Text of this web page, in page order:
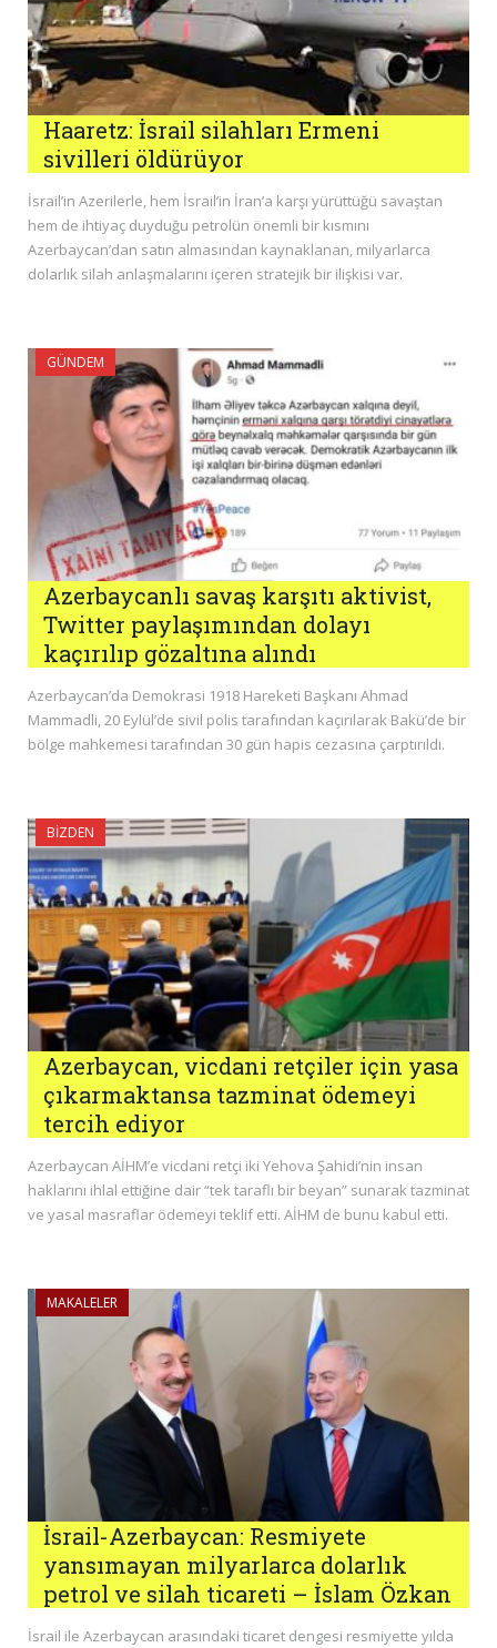
Haaretz: İsrail silahları Ermeni
sivilleri öldürüyor
İsrail’in Azerilerle, hem İsrail’in İran’a karşı yürüttüğü savaştan
hem de ihtiyaç duyduğu petrolün önemli bir kısmını
Azerbaycan’dan satın almasından kaynaklanan, milyarlarca
dolarlık silah anlaşmalarını içeren stratejik bir ilişkisi var.
GÜNDEM
Azerbaycanlı savaş karşıtı aktivist,
Twitter paylaşımından dolayı
kaçırılıp gözaltına alındı
Azerbaycan’da Demokrasi 1918 Hareketi Başkanı Ahmad
Mammadli, 20 Eylül’de sivil polis tarafından kaçırılarak Bakü’de bir
bölge mahkemesi tarafından 30 gün hapis cezasına çarptırıldı.
BIZDEN
Azerbaycan, vicdani retçiler için yasa
çıkarmaktansa tazminat ödemeyi
tercih ediyor
Azerbaycan AİHM’e vicdani retçi iki Yehova Şahidi’nin insan
haklarını ihlal ettiğine dair “tek taraflı bir beyan” sunarak tazminat
ve yasal masraflar ödemeyi teklif etti. AİHM de bunu kabul etti.
MAKALELER
İsrail-Azerbaycan: Resmiyete
yansımayan milyarlarca dolarlık
petrol ve silah ticareti – İslam Özkan
İsrail ile Azerbaycan arasındaki ticaret dengesi resmiyette yılda